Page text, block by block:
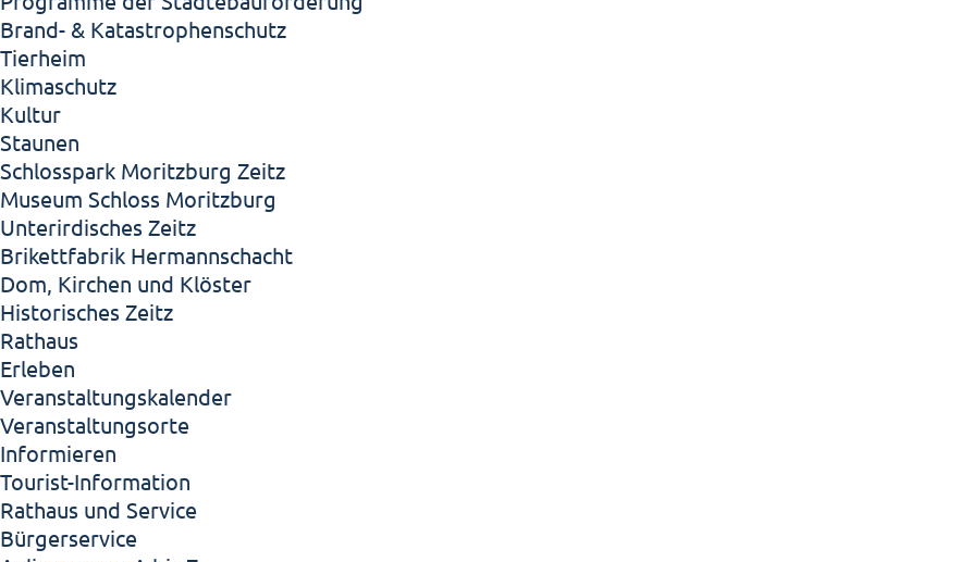
Brand- & Katastrophenschutz
Tierheim
Klimaschutz
Kultur
Staunen
Schlosspark Moritzburg Zeitz
Museum Schloss Moritzburg
Unterirdisches Zeitz
Brikettfabrik Hermannschacht
Dom, Kirchen und Klöster
Historisches Zeitz
Rathaus
Erleben
Veranstaltungskalender
Veranstaltungsorte
Informieren
Tourist-Information
Rathaus und Service
Bürgerservice